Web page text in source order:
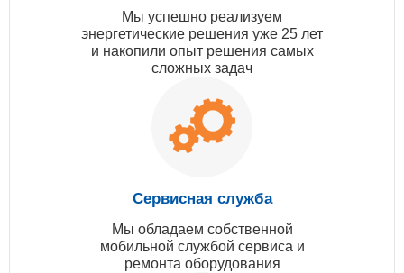
Мы успешно реализуем
энергетические решения уже 25 лет
и накопили опыт решения самых
сложных задач
Сервисная служба
Мы обладаем собственной
мобильной службой сервиса и
ремонта оборудования